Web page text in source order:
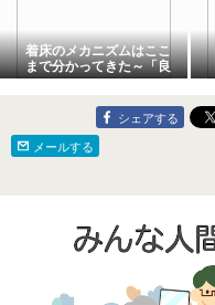
着床のメカニズムはここ
まで分かってきた～「良
い胚が子宮にくっつく」
だけではない、最新の着
シェアする
メールする